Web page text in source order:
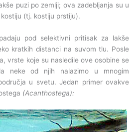
puzi po zemlji; ova zadebljanja su u
(tj. kostiju prstiju).
pod selektivni pritisak za lakše
kratkih distanci na suvom tlu. Posle
vrste koje su nasledile ove osobine se
neke od njih nalazimo u mnogim
u svetu. Jedan primer ovakve
(Acanthostega):